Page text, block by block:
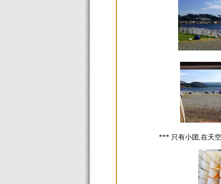
*** 只有小团,在天